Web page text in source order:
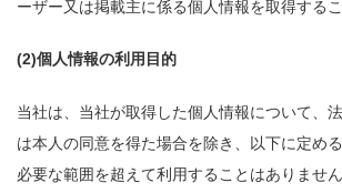
ーザー又は掲載主に係る個人情報を取得するこ
(2)個人情報の利用目的
当社は、当社が取得した個人情報について、
は本人の同意を得た場合を除き、以下に定め
必要な範囲を超えて利用することはありません